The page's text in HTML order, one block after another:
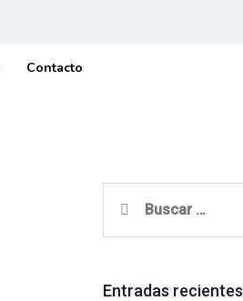
Contacto
Entradas recientes